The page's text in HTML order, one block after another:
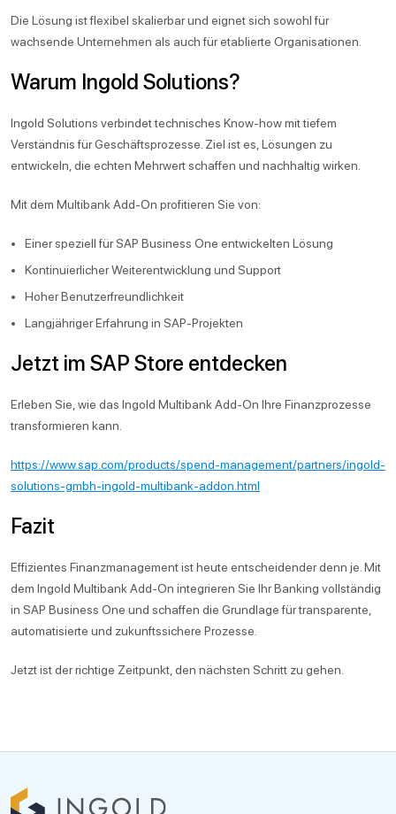
Die Lösung ist flexibel skalierbar und eignet sich sowohl für
wachsende Unternehmen als auch für etablierte Organisationen.
Warum Ingold Solutions?
Ingold Solutions verbindet technisches Know-how mit tiefem
Verständnis für Geschäftsprozesse. Ziel ist es, Lösungen zu
entwickeln, die echten Mehrwert schaffen und nachhaltig wirken.
Mit dem Multibank Add-On profitieren Sie von:
Einer speziell für SAP Business One entwickelten Lösung
Kontinuierlicher Weiterentwicklung und Support
Hoher Benutzerfreundlichkeit
Langjähriger Erfahrung in SAP-Projekten
Jetzt im SAP Store entdecken
Erleben Sie, wie das Ingold Multibank Add-On Ihre Finanzprozesse
transformieren kann.
https://www.sap.com/products/spend-management/partners/ingold-
solutions-gmbh-ingold-multibank-addon.html
Fazit
Effizientes Finanzmanagement ist heute entscheidender denn je. Mit
dem Ingold Multibank Add-On integrieren Sie Ihr Banking vollständig
in SAP Business One und schaffen die Grundlage für transparente,
automatisierte und zukunftssichere Prozesse.
Jetzt ist der richtige Zeitpunkt, den nächsten Schritt zu gehen.